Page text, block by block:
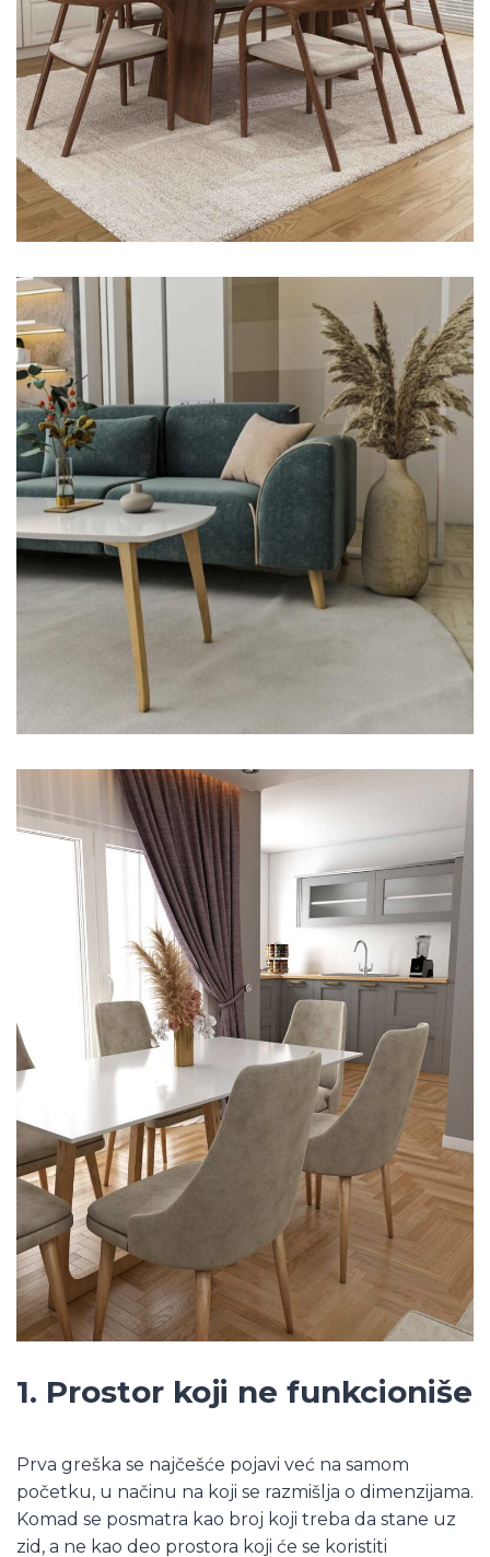
1. Prostor koji ne funkcioniše
Prva greška se najčešće pojavi već na samom
početku, u načinu na koji se razmišlja o dimenzijama.
Komad se posmatra kao broj koji treba da stane uz
zid, a ne kao deo prostora koji će se koristiti